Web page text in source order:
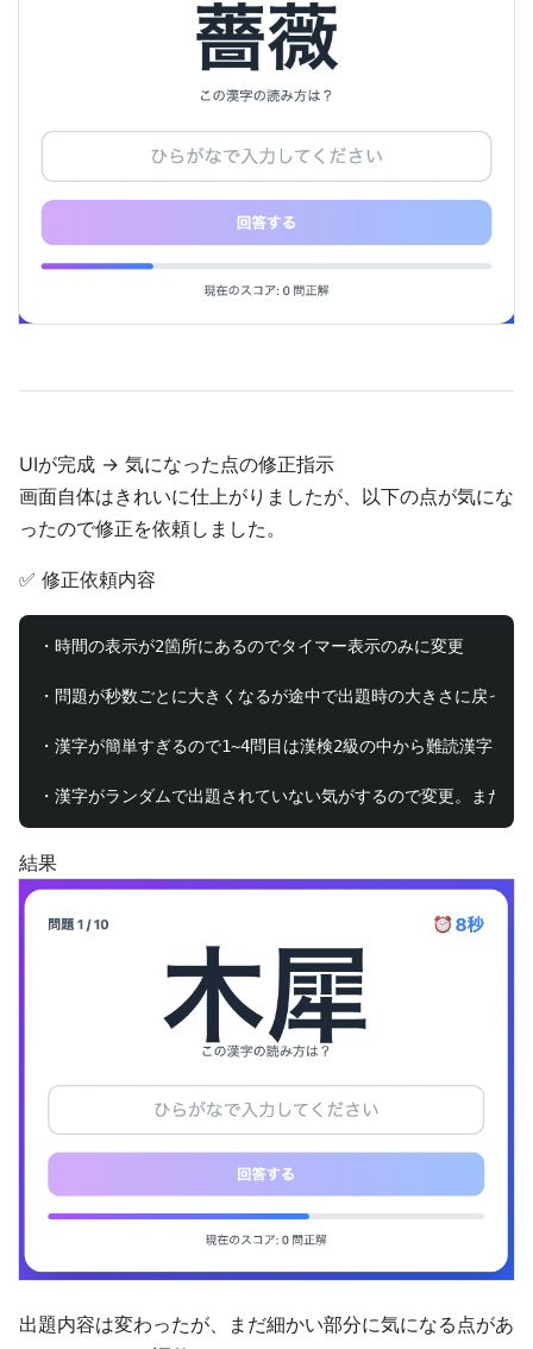
UIが完成 → 気になった点の修正指示
画面自体はきれいに仕上がりましたが、以下の点が気にな
ったので修正を依頼しました。
✅ 修正依頼内容
・時間の表示が2箇所にあるのでタイマー表示のみに変更
・問題が秒数ごとに大きくなるが途中で出題時の大きさに戻って
・漢字が簡単すぎるので1~4問目は漢検2級の中から難読漢字を
結果
出題内容は変わったが、まだ細かい部分に気になる点があ